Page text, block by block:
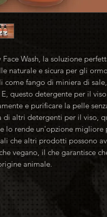
Wash, la soluzione
naturale e sicura per gli
come fango di miniera di
questo detergente per il
e purificare la pelle
di altri detergenti per il viso,
lo rende un'opzione migliore
che altri prodotti possono
vegano, il che garantisce
animale.